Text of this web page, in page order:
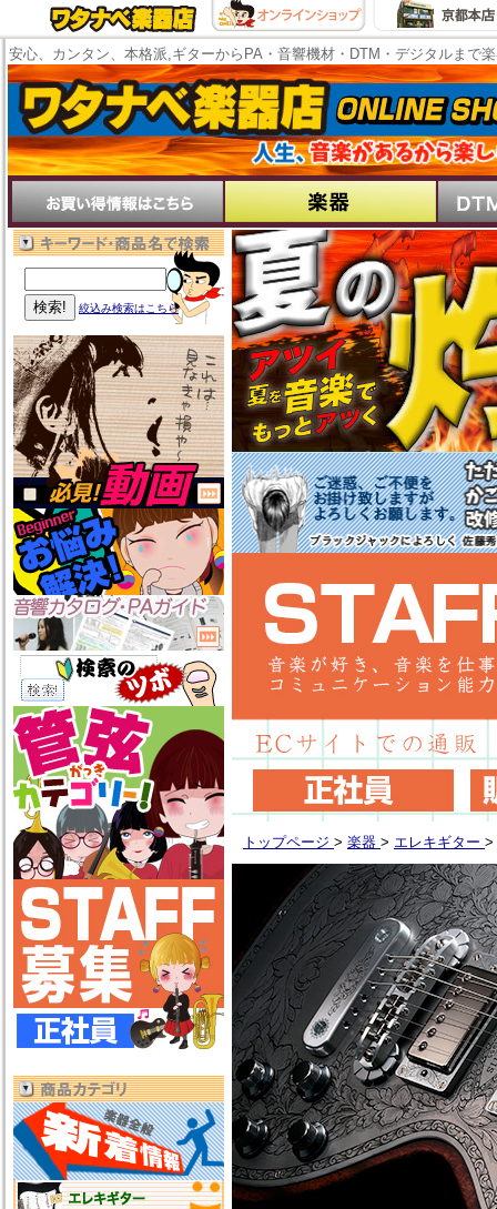
安心、カンタン、本格派,ギターからPA・音響機材・DTM・デジタルまで
絞込み検索はこちら
トップページ > 楽器 > エレキギター >